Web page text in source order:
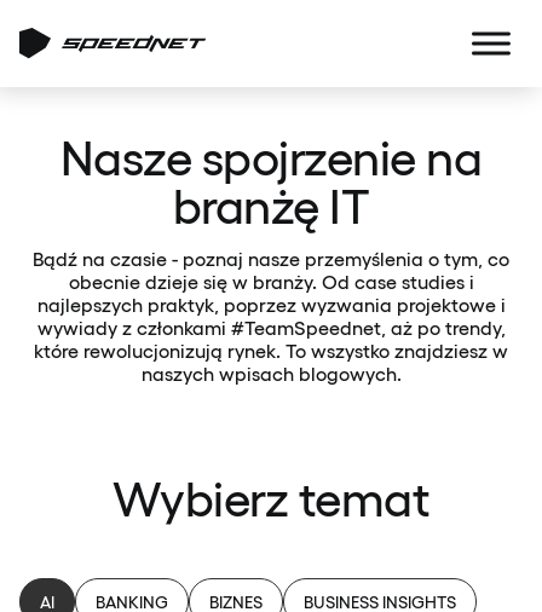
Nasze spojrzenie na
branżę IT
Bądź na czasie - poznaj nasze przemyślenia o tym, co
obecnie dzieje się w branży. Od case studies i
najlepszych praktyk, poprzez wyzwania projektowe i
wywiady z członkami #TeamSpeednet, aż po trendy,
które rewolucjonizują rynek. To wszystko znajdziesz w
naszych wpisach blogowych.
Wybierz temat
AI BANKING BIZNES BUSINESS INSIGHTS